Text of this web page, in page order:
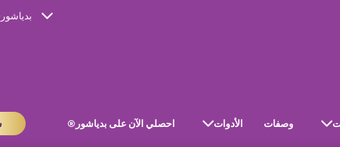
وصفات الأدوات احصلي الآن على بدياشور®